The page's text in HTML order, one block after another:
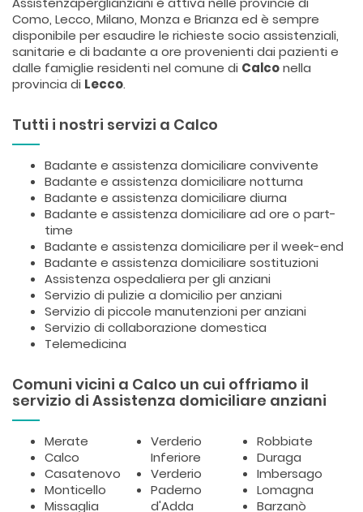
Como, Lecco, Milano, Monza e Brianza ed è sempre
disponibile per esaudire le richieste socio assistenziali,
sanitarie e di badante a ore provenienti dai pazienti e
dalle famiglie residenti nel comune di Calconella
provincia di Lecco.
Tutti i nostri servizi a Calco
Badante e assistenza domiciliare convivente
Badante e assistenza domiciliare notturna
Badante e assistenza domiciliare diurna
Badante e assistenza domiciliare ad ore o part-
time
Badante e assistenza domiciliare per il week-end
Badante e assistenza domiciliare sostituzioni
Assistenza ospedaliera per gli anziani
Servizio di pulizie a domicilio per anziani
Servizio di piccole manutenzioni per anziani
Servizio di collaborazione domestica
Telemedicina
Comuni vicini a Calco un cui offriamo il
servizio di Assistenza domiciliare anziani
Merate
Calco
Casatenovo
Monticello
Missaglia
Verderio
Inferiore
Verderio
Paderno
d'Adda
Robbiate
Duraga
Imbersago
Lomagna
Barzanò